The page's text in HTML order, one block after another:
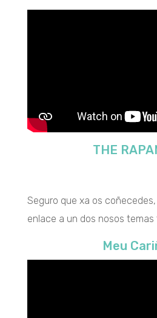
THE
Seguro que xa os
enlace a un dos nosos
Meu